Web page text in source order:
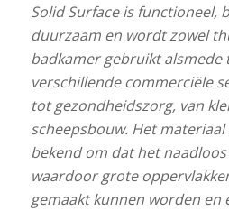
Solid Surface is functioneel,
duurzaam en wordt zowel
badkamer gebruikt alsmede
verschillende commerciële
tot gezondheidszorg, van
scheepsbouw. Het
bekend om dat het
waardoor grote
gemaakt kunnen worden en